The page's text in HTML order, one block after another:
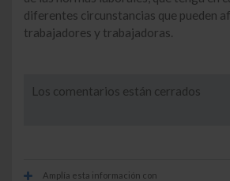
diferentes circunstancias que pueden
trabajadores y trabajadoras.
Los comentarios están cerrados
Amplía esta información con